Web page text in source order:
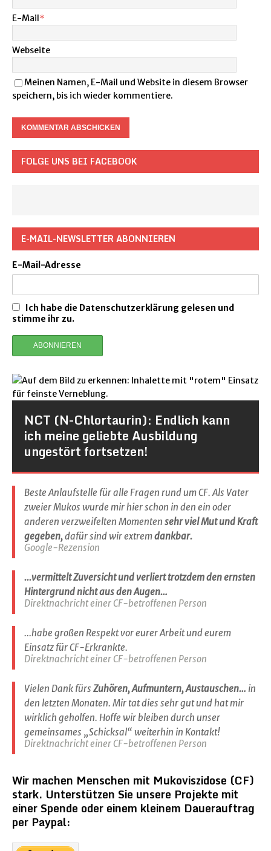
E-Mail*
Webseite
Meinen Namen, E-Mail und Website in diesem Browser
speichern, bis ich wieder kommentiere.
FOLGE UNS BEI FACEBOOK
E-MAIL-NEWSLETTER ABONNIEREN
E-Mail-Adresse
Ich habe die Datenschutzerklärung gelesen und
stimme ihr zu.
NCT (N-Chlortaurin): Endlich kann
ich meine geliebte Ausbildung
ungestört fortsetzen!
Beste Anlaufstelle für alle Fragen rund um CF. Als Vater
zweier Mukos wurde mir hier schon in den ein oder
anderen verzweifelten Momenten sehr viel Mut und Kraft
gegeben,dafür sind wir extremdankbar.
Google-Rezension
...vermittelt Zuversicht und verliert trotzdem den ernsten
Hintergrund nicht aus den Augen…
Direktnachricht einer CF-betroffenen Person
...habe großen Respekt vor eurer Arbeit und eurem
Einsatz für CF-Erkrankte.
Direktnachricht einer CF-betroffenen Person
Vielen Dank fürs Zuhören, Aufmuntern, Austauschen… in
den letzten Monaten. Mir tat dies sehr gut und hat mir
wirklich geholfen. Hoffe wir bleiben durch unser
gemeinsames „Schicksal“ weiterhin in Kontakt!
Direktnachricht einer CF-betroffenen Person
Wir machen Menschen mit Mukoviszidose (CF)
stark. Unterstützen Sie unsere Projekte mit
einer Spende oder einem kleinem Dauerauftrag
per Paypal: